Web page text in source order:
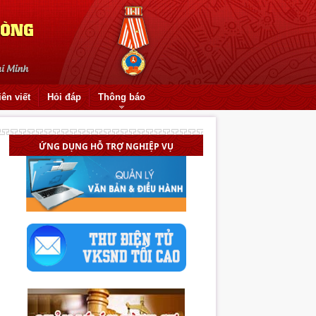
viết Hỏi đáp Thông báo
ỨNG DỤNG HỖ TRỢ NGHIỆP VỤ
Quốc hội bầu Viện trưởng VKSND tối
cao
Thẩm quyền áp dụng biện pháp bắt
buộc chữa bệnh trong giai đoạn giải
Thực hiện đột phá trong lĩnh vực kiểm
sát thi hành án hình sự
Đại hội Chi đoàn Liên cơ quan Viện